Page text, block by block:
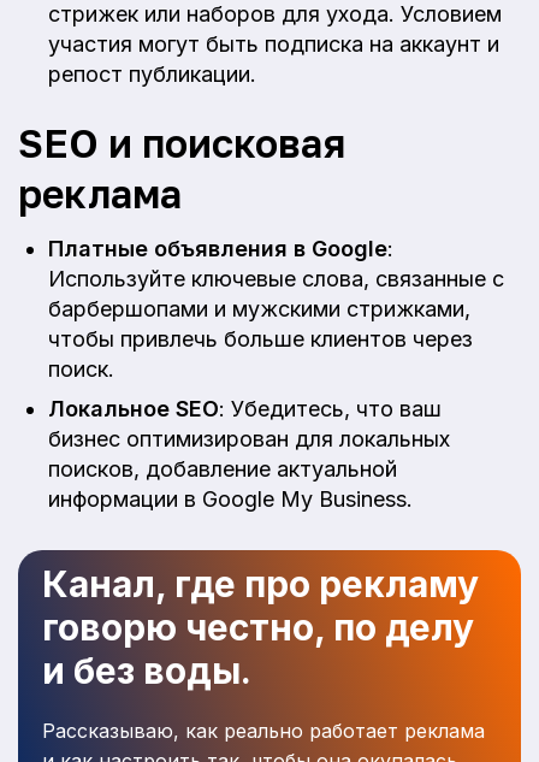
стрижек или наборов для ухода. Условием
участия могут быть подписка на аккаунт и
репост публикации.
SEO и поисковая
реклама
Платные объявления в Google:
Используйте ключевые слова, связанные с
барбершопами и мужскими стрижками,
чтобы привлечь больше клиентов через
поиск.
Локальное SEO: Убедитесь, что ваш
бизнес оптимизирован для локальных
поисков, добавление актуальной
информации в Google My Business.
Канал, где про рекламу
говорю честно, по делу
и без воды.
Рассказываю, как реально работает реклама